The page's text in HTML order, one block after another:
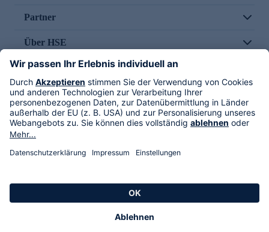
Partner
Über HSE
Im TV
HSE International